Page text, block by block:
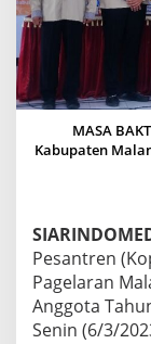
MASA
Kabupaten
Pesantren
Pagelaran
Anggota
Senin (6/3/